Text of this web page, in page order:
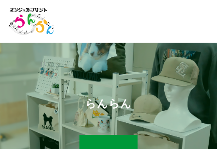
らんらん